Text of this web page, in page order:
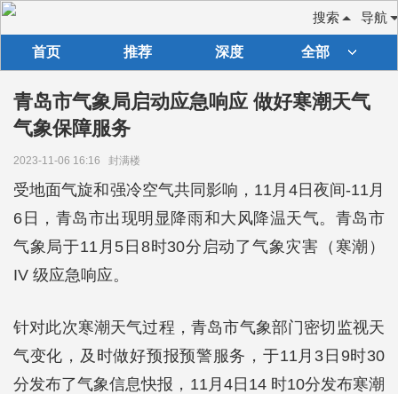
导航
搜索
首页 推荐 深度 全部
青岛市气象局启动应急响应 做好寒潮天气
气象保障服务
2023-11-06 16:16 封满楼
受地面气旋和强冷空气共同影响，11月4日夜间-11月
6日，青岛市出现明显降雨和大风降温天气。青岛市
气象局于11月5日8时30分启动了气象灾害（寒潮）
IV 级应急响应。
针对此次寒潮天气过程，青岛市气象部门密切监视天
气变化，及时做好预报预警服务，于11月3日9时30
分发布了气象信息快报，11月4日14 时10分发布寒潮